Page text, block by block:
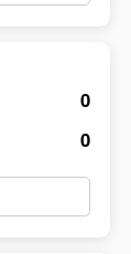
0
0